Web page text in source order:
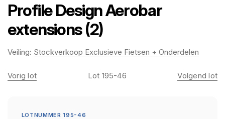
Profile Design Aerobar
extensions (2)
Veiling: Stockverkoop Exclusieve Fietsen + Onderdelen
Vorig lot Lot 195-46 Volgend lot
LOTNUMMER 195-46